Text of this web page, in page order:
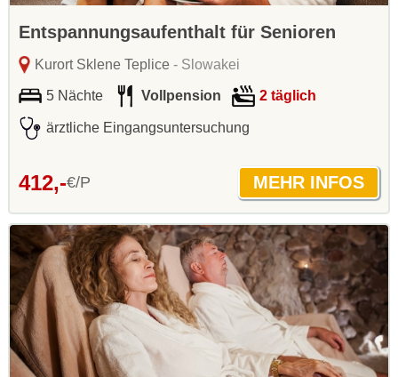
Entspannungsaufenthalt für Senioren
Kurort Sklene Teplice- Slowakei
5 Nächte Vollpension 2 täglich
ärztliche Eingangsuntersuchung
412,-€/P